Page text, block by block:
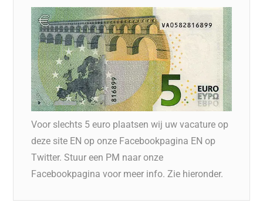
Voor slechts 5 euro plaatsen wij uw vacature op
deze site EN op onze Facebookpagina EN op
Twitter. Stuur een PM naar onze
Facebookpagina voor meer info. Zie hieronder.